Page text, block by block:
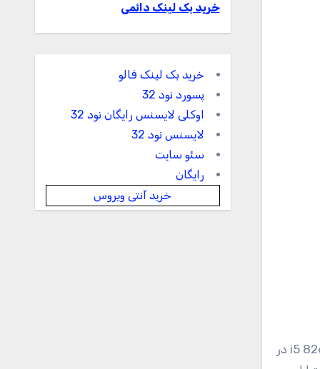
محصولات ساخت این شرکت سری «da1068ne» نام دارد. اچ‌پی در پیکره‌بندی سخت‌افزاری این محصول از پردازنده‌‌ی i5 8265U در
خرید بک لینک دائمی
خرید بک لینک فالو
پسورد نود 32
اوکلی لایسنس رایگان نود 32
لایسنس نود 32
سئو سایت
رایگان
خرید آنتی ویروس